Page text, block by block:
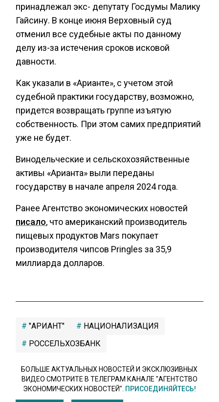
принадлежал экс- депутату Госдумы Малику
Гайсину. В конце июня Верховный суд
отменил все судебные акты по данному
делу из-за истечения сроков исковой
давности.
Как указали в «Арианте», с учетом этой
судебной практики государству, возможно,
придется возвращать группе изъятую
собственность. При этом самих предприятий
уже не будет.
Винодельческие и сельскохозяйственные
активы «Арианта» выли переданы
государству в начале апреля 2024 года.
Ранее Агентство экономических новостей
писало, что американский производитель
пищевых продуктов Mars покупает
производителя чипсов Pringles за 35,9
миллиарда долларов.
"АРИАНТ"
НАЦИОНАЛИЗАЦИЯ
РОССЕЛЬХОЗБАНК
БОЛЬШЕ АКТУАЛЬНЫХ НОВОСТЕЙ И ЭКСКЛЮЗИВНЫХ
ВИДЕО СМОТРИТЕ В ТЕЛЕГРАМ КАНАЛЕ "АГЕНТСТВО
ЭКОНОМИЧЕСКИХ НОВОСТЕЙ". ПРИСОЕДИНЯЙТЕСЬ!